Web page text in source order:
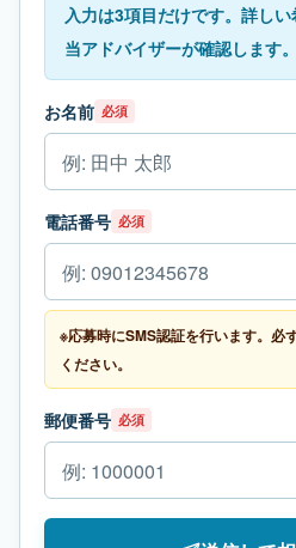
入力は3項目だけです。詳し
当アドバイザーが確認します。
お名前 必須
電話番号 必須
※応募時にSMS認証を行います。必
ください。
郵便番号 必須